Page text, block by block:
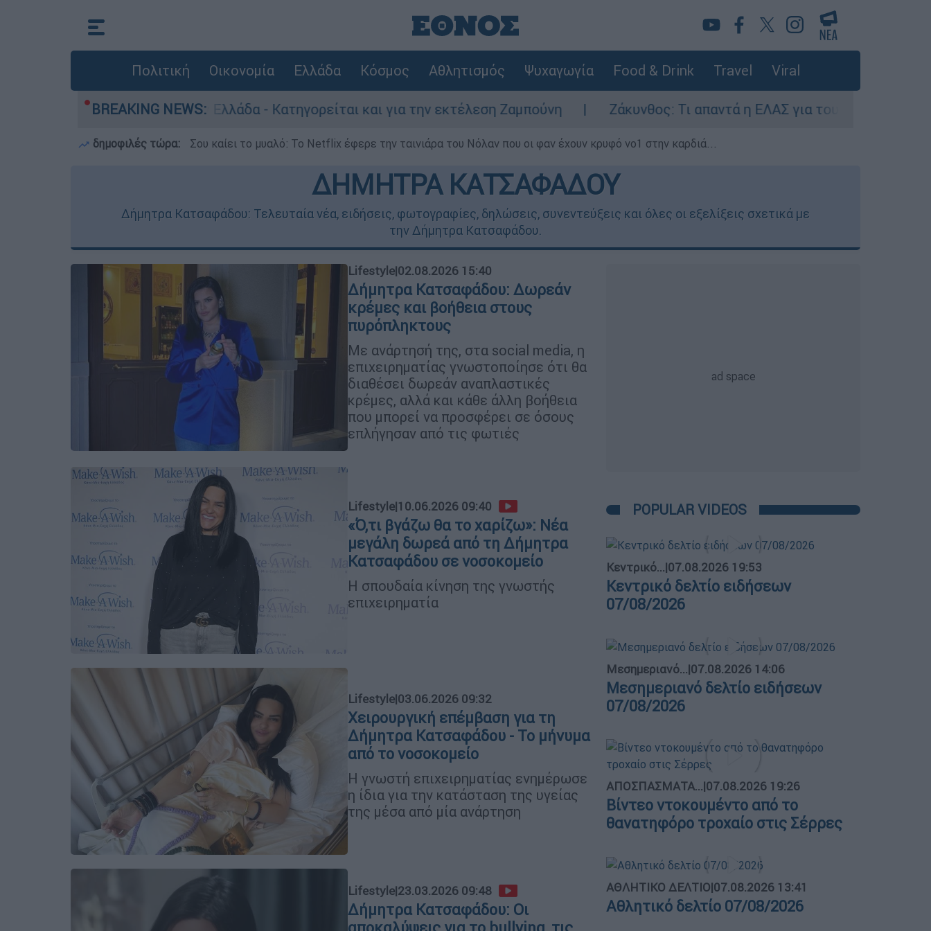
Πολιτική Οικονομία Ελλάδα Κόσμος Αθλητισμός Ψυχαγωγία Food & Drink Travel Viral
BREAKING NEWS:
στην Ελλάδα - Κατηγορείται και για την εκτέλεση Ζαμπούνη Ζάκυνθος: Τι απαντά η ΕΛΑΣ για τους 8 βιασμούς τουριστριών -
δημοφιλές τώρα: Σου καίει το μυαλό: Το Netflix έφερε την ταινιάρα του Νόλαν που οι φαν έχουν κρυφό νο1 στην καρδιά...
ΔΗΜΗΤΡΑ ΚΑΤΣΑΦΑΔΟΥ
Δήμητρα Κατσαφάδου: Τελευταία νέα, ειδήσεις, φωτογραφίες, δηλώσεις, συνεντεύξεις και όλες οι εξελίξεις σχετικά με
την Δήμητρα Κατσαφάδου.
Lifestyle|02.08.2026 15:40
Δήμητρα Κατσαφάδου: Δωρεάν
κρέμες και βοήθεια στους
πυρόπληκτους
Με ανάρτησή της, στα social media, η
επιχειρηματίας γνωστοποίησε ότι θα
διαθέσει δωρεάν αναπλαστικές
κρέμες, αλλά και κάθε άλλη βοήθεια
που μπορεί να προσφέρει σε όσους
επλήγησαν από τις φωτιές
Lifestyle|10.06.2026 09:40
«Ό,τι βγάζω θα το χαρίζω»: Νέα
μεγάλη δωρεά από τη Δήμητρα
Κατσαφάδου σε νοσοκομείο
Η σπουδαία κίνηση της γνωστής
επιχειρηματία
Lifestyle|03.06.2026 09:32
Χειρουργική επέμβαση για τη
Δήμητρα Κατσαφάδου - Το μήνυμα
από το νοσοκομείο
Η γνωστή επιχειρηματίας ενημέρωσε
η ίδια για την κατάσταση της υγείας
της μέσα από μία ανάρτηση
Lifestyle|23.03.2026 09:48
Δήμητρα Κατσαφάδου: Οι
POPULAR VIDEOS
Κεντρικό...|07.08.2026 19:53
Κεντρικό δελτίο ειδήσεων
07/08/2026
Μεσημεριανό...|07.08.2026 14:06
Μεσημεριανό δελτίο ειδήσεων
07/08/2026
ΑΠΟΣΠΑΣΜΑΤΑ...|07.08.2026 19:26
Βίντεο ντοκουμέντο από το
θανατηφόρο τροχαίο στις Σέρρες
ΑΘΛΗΤΙΚΟ ΔΕΛΤΙΟ|07.08.2026 13:41
Αθλητικό δελτίο 07/08/2026